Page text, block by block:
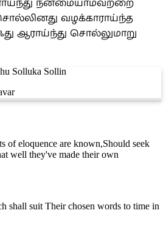
நன்மையாமவற்றை
வழக்காராய்ந்த
ஆராய்ந்து சொல்லுமாறு
Solluka Sollin
of eloquence are known,Should seek
well they've made their own
shall suit Their chosen words to time in